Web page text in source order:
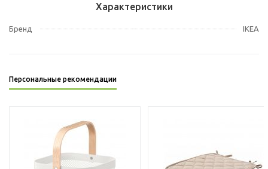
Характеристики
Бренд IKEA
Персональные рекомендации